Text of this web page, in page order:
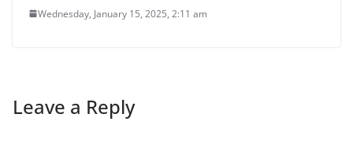
Wednesday, January 15, 2025, 2:11 am
Leave a Reply